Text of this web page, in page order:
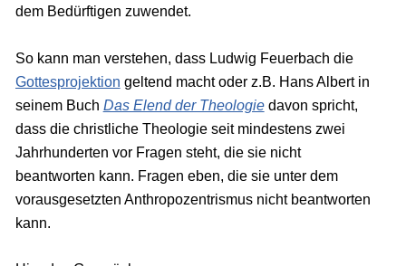
dem Bedürftigen zuwendet.
So kann man verstehen, dass Ludwig Feuerbach die
Gottesprojektion geltend macht oder z.B. Hans Albert in
seinem Buch Das Elend der Theologiedavon spricht,
dass die christliche Theologie seit mindestens zwei
Jahrhunderten vor Fragen steht, die sie nicht
beantworten kann. Fragen eben, die sie unter dem
vorausgesetzten Anthropozentrismus nicht beantworten
kann.